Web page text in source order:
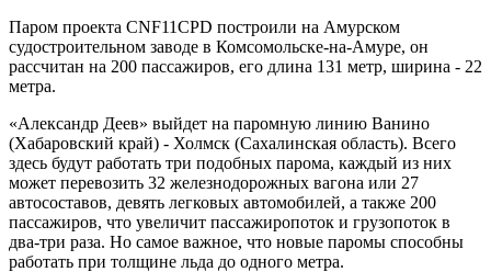
Паром проекта CNF11CPD построили на Амурском
судостроительном заводе в Комсомольске-на-Амуре, он
рассчитан на 200 пассажиров, его длина 131 метр, ширина - 22
метра.
«Александр Деев» выйдет на паромную линию Ванино
(Хабаровский край) - Холмск (Сахалинская область). Всего
здесь будут работать три подобных парома, каждый из них
может перевозить 32 железнодорожных вагона или 27
автосоставов, девять легковых автомобилей, а также 200
пассажиров, что увеличит пассажиропоток и грузопоток в
два-три раза. Но самое важное, что новые паромы способны
работать при толщине льда до одного метра.